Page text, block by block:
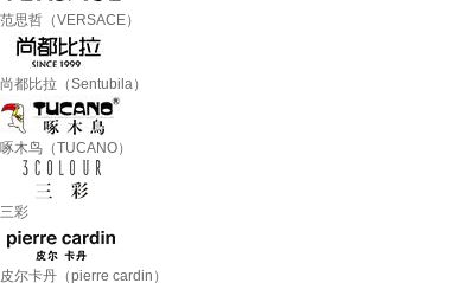
范思哲（VERSACE）
尚都比拉（Sentubila）
啄木鸟（TUCANO）
三彩
皮尔卡丹（pierre cardin）